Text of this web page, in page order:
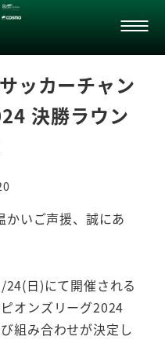
ッカーチャン
決勝ラウン
かいご声援、誠にあ
日)にて開催される
オンズリーグ2024
組み合わせが決定し